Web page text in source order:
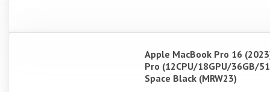
Apple MacBook Pro 16
Pro (12CPU/18GPU/36GB/
Space Black (MRW23)